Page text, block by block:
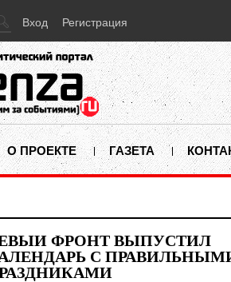
Вход Регистрация
О ПРОЕКТЕ ГАЗЕТА
ФРОНТ ВЫПУСТИЛ
С